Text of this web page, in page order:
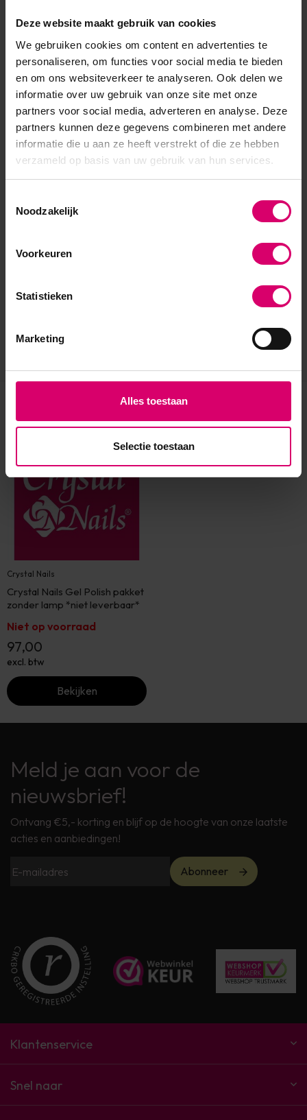
Deze website maakt gebruik van cookies
We gebruiken cookies om content en advertenties te
personaliseren, om functies voor social media te bieden
en om ons websiteverkeer te analyseren. Ook delen we
informatie over uw gebruik van onze site met onze
partners voor social media, adverteren en analyse. Deze
partners kunnen deze gegevens combineren met andere
informatie die u aan ze heeft verstrekt of die ze hebben
verzameld op basis van uw gebruik van hun services.
Noodzakelijk
Voorkeuren
Statistieken
Marketing
Alles toestaan
Selectie toestaan
Artikelnummer
SKU 435341
Crystal Nails
Crystal Nails Gel Polish pakket
zonder lamp *niet leverbaar*
Niet op voorraad
97,00
excl. btw
Bekijken
Meld je aan voor de
nieuwsbrief!
Ontvang €5,- korting en blijf op de hoogte van onze laatste
acties en aanbiedingen!
Abonneer
Klantenservice
Snel naar